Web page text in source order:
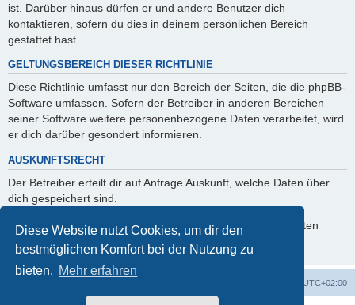
Diese Website nutzt Cookies, um dir den
bestmöglichen Komfort bei der Nutzung zu
bieten. Mehr erfahren
ist. Darüber hinaus dürfen er und andere Benutzer dich
kontaktieren, sofern du dies in deinem persönlichen Bereich
gestattet hast.
GELTUNGSBEREICH DIESER RICHTLINIE
Diese Richtlinie umfasst nur den Bereich der Seiten, die die phpBB-
Software umfassen. Sofern der Betreiber in anderen Bereichen
seiner Software weitere personenbezogene Daten verarbeitet, wird
er dich darüber gesondert informieren.
AUSKUNFTSRECHT
Der Betreiber erteilt dir auf Anfrage Auskunft, welche Daten über
dich gespeichert sind.
Du kannst jederzeit die Löschung bzw. Sperrung deiner Daten
verlangen. Kontaktiere hierzu bitte den Betreiber.
UTC+02:00